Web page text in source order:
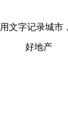
用文字记录城市
好地产